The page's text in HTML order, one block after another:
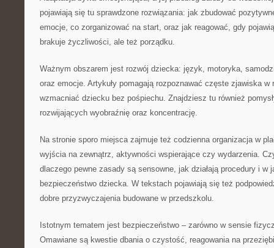
pojawiają się tu sprawdzone rozwiązania: jak zbudować
emocje, co zorganizować na start, oraz jak reagować, gdy
brakuje życzliwości, ale też porządku.
Ważnym obszarem jest rozwój dziecka: język, motoryka,
oraz emocje. Artykuły pomagają rozpoznawać częste zjawiska w
wzmacniać dziecku bez pośpiechu. Znajdziesz tu również
rozwijających wyobraźnię oraz koncentrację.
Na stronie sporo miejsca zajmuje też codzienna organizacja w
wyjścia na zewnątrz, aktywności wspierające czy wydarzenia.
dlaczego pewne zasady są sensowne, jak działają procedury i w
bezpieczeństwo dziecka. W tekstach pojawiają się też
dobre przyzwyczajenia budowane w przedszkolu.
Istotnym tematem jest bezpieczeństwo – zarówno w sensie
Omawiane są kwestie dbania o czystość, reagowania na